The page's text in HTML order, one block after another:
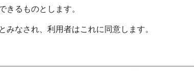
きるものとします。
なされ、利用者はこれに同意します。